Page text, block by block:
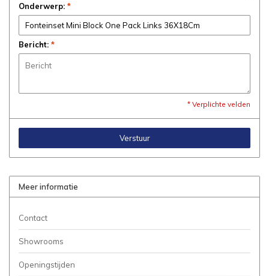
Onderwerp: *
Bericht: *
* Verplichte velden
Verstuur
Meer informatie
Contact
Showrooms
Openingstijden